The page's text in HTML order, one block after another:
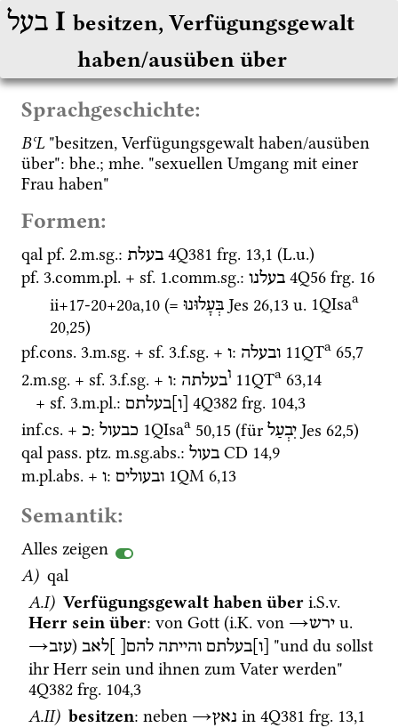
בעל ‎ I besitzen, Verfügungsgewalt
haben/ausüben über
Sprachgeschichte:
BʿL "besitzen, Verfügungsgewalt haben/ausüben
über": bhe.; mhe. "sexuellen Umgang mit einer
Frau haben"
Formen:
qal pf. 2.m.sg.: בעלת 4Q381 frg. 13,1 (L.u.)
pf. 3.comm.pl. + sf. 1.comm.sg.: בעלנו 4Q56 frg. 16
ii+17-20+20a,10 (= בְּעָלוּנוּ Jes 26,13 u. 1QIsaa
20,25)
pf.cons. 3.m.sg. + sf. 3.f.sg. + ו: ובעלה 11QTa 65,7
2.m.sg. + sf. 3.f.sg. + ו: ובעלתה 11QTa 63,14
+ sf. 3.m.pl.: [ו]בעלתם 4Q382 frg. 104,3
inf.cs. + כ: כבעול 1QIsaa 50,15 (für יִבְעַל Jes 62,5)
qal pass. ptz. m.sg.abs.: בעול CD 14,9
m.pl.abs. + ו: ובעולים 1QM 6,13
Semantik:
Alles zeigen
A) qal
A.I) Verfügungsgewalt haben über i.S.v.
Herr sein über: von Gott (i.K. von →ירש u.
→עזב) [ו]בעלתם והייתה להם[ ]לאב
"und du sollst
4Q382 frg. 104,3
A.II) besitzen: neben →נאץ in 4Q381 frg. 13,1